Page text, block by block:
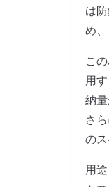
は
め
こ
用
納
さ
の
用